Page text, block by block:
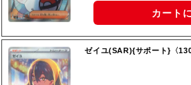
カート
ゼイユ(SAR){サポート}〈